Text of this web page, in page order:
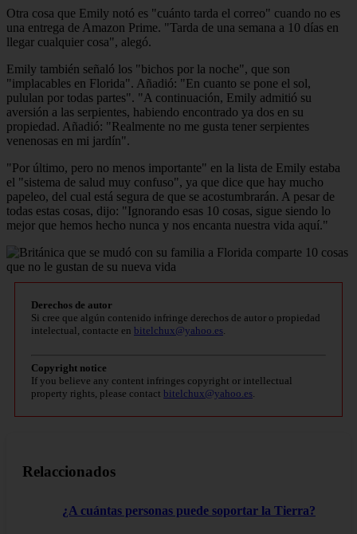
Otra cosa que Emily notó es "cuánto tarda el correo" cuando no es
una entrega de Amazon Prime. "Tarda de una semana a 10 días en
llegar cualquier cosa", alegó.
Emily también señaló los "bichos por la noche", que son
"implacables en Florida". Añadió: "En cuanto se pone el sol,
pululan por todas partes". "A continuación, Emily admitió su
aversión a las serpientes, habiendo encontrado ya dos en su
propiedad. Añadió: "Realmente no me gusta tener serpientes
venenosas en mi jardín".
"Por último, pero no menos importante" en la lista de Emily estaba
el "sistema de salud muy confuso", ya que dice que hay mucho
papeleo, del cual está segura de que se acostumbrarán. A pesar de
todas estas cosas, dijo: "Ignorando esas 10 cosas, sigue siendo lo
mejor que hemos hecho nunca y nos encanta nuestra vida aquí."
Derechos de autor
Si cree que algún contenido infringe derechos de autor o propiedad
intelectual, contacte en bitelchux@yahoo.es
Copyright notice
If you believe any content infringes copyright or intellectual
property rights, please contact bitelchux@yahoo.es
Relaccionados
¿A cuántas personas puede soportar la Tierra?